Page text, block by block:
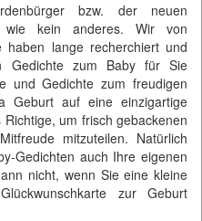
bzw. der neuen
wie kein anderes. Wir von
haben lange recherchiert und
Gedichte zum Baby für Sie
und Gedichte zum freudigen
Geburt auf eine einzigartige
um frisch gebackenen
mitzuteilen. Natürlich
Gedichten auch Ihre eigenen
nicht, wenn Sie eine kleine
zur Geburt